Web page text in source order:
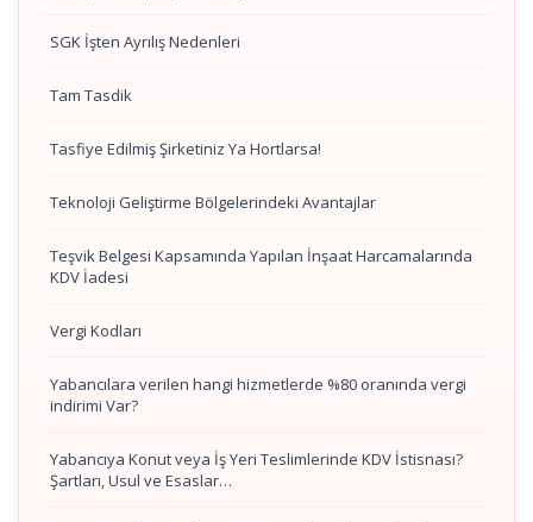
SGK İşten Ayrılış Nedenleri
Tam Tasdik
Tasfiye Edilmiş Şirketiniz Ya Hortlarsa!
Teknoloji Geliştirme Bölgelerindeki Avantajlar
Teşvik Belgesi Kapsamında Yapılan İnşaat Harcamalarında
KDV İadesi
Vergi Kodları
Yabancılara verilen hangi hizmetlerde %80 oranında vergi
indirimi Var?
Yabancıya Konut veya İş Yeri Teslimlerinde KDV İstisnası?
Şartları, Usul ve Esaslar…